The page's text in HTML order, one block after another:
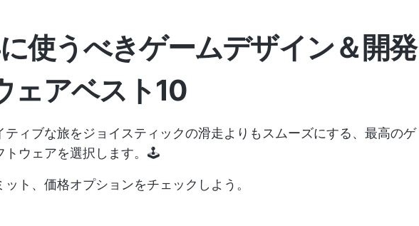
使うべきゲームデザイン＆開発
ェアベスト10
ティブな旅をジョイスティックの滑走よりもスムーズにする、最高のゲ
トウェアを選択します。🕹️
ト、価格オプションをチェックしよう。